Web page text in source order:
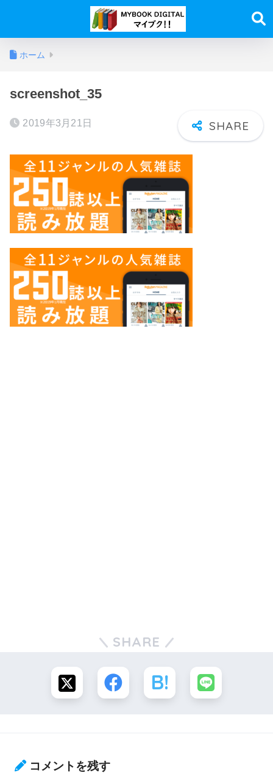
ホーム
screenshot_35
2019年3月21日
SHARE
コメントを残す